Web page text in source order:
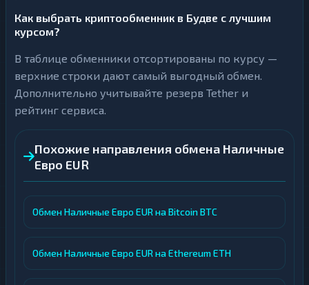
Как выбрать криптообменник в Будве с лучшим
курсом?
В таблице обменники отсортированы по курсу —
верхние строки дают самый выгодный обмен.
Дополнительно учитывайте резерв Tether и
рейтинг сервиса.
Похожие направления обмена Наличные
Евро EUR
Обмен Наличные Евро EUR на Bitcoin BTC
Обмен Наличные Евро EUR на Ethereum ETH